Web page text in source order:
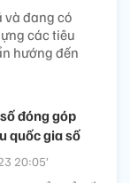
và đang có
các tiêu
hướng đến
đóng góp
quốc gia số
20:05’